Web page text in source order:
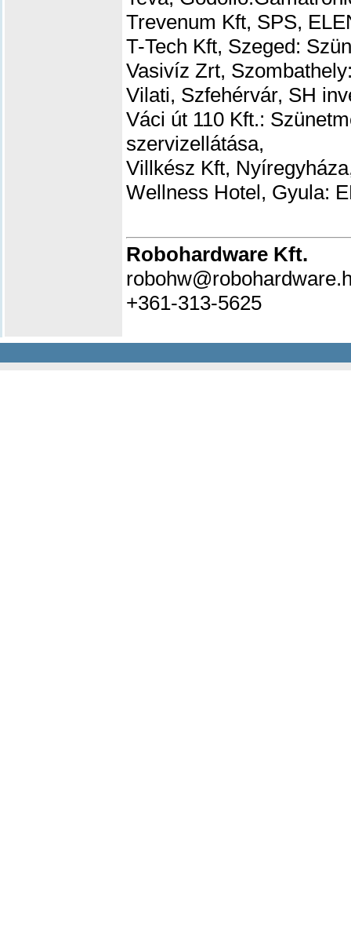
Trevenum Kft, SPS,
T-Tech Kft, Szeged:
Vasivíz Zrt,
Vilati, Szfehérvár, SH
Váci út 110 Kft.:
szervizellátása,
Villkész Kft,
Wellness Hotel, Gyula:
Robohardware Kft.
+361-313-5625